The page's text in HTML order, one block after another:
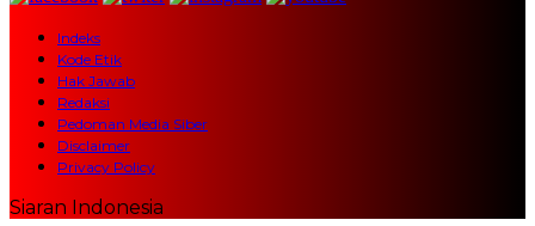
Indeks
Kode Etik
Hak Jawab
Redaksi
Pedoman Media Siber
Disclaimer
Privacy Policy
Siaran Indonesia